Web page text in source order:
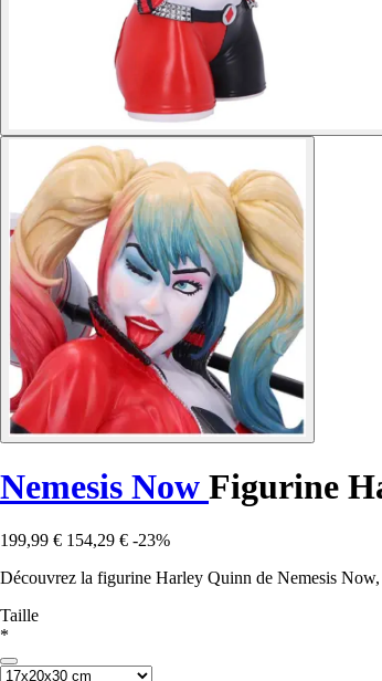
Nemesis Now Figurine
199,99 € 154,29 € -23%
Découvrez la figurine Harley Quinn de Nemesis
Taille
*